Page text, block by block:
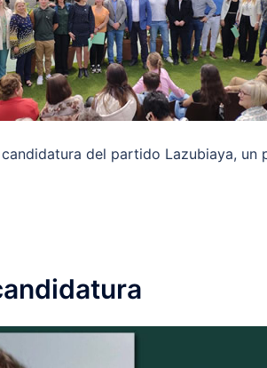
del partido Lazubiaya,